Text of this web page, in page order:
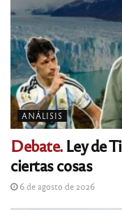
ANÁLISIS
Debate.Ley de
ciertas cosas
6 de agosto de 2026